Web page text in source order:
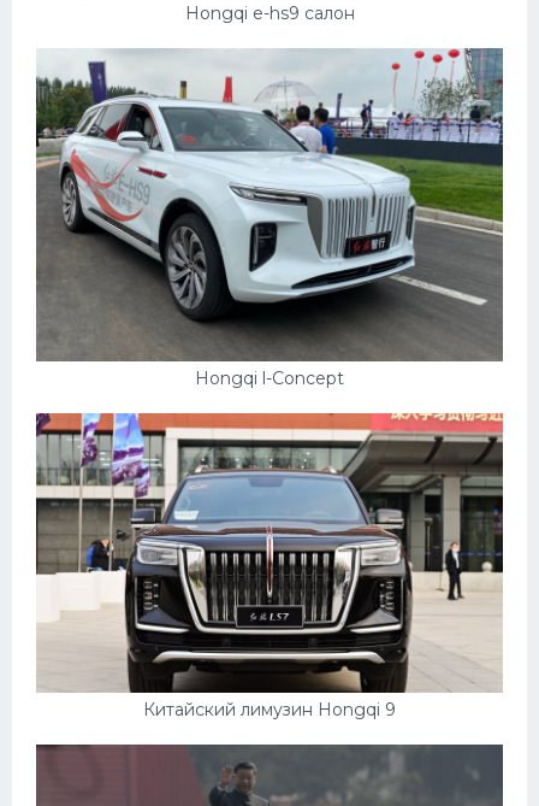
Hongqi e-hs9 салон
Hongqi l-Concept
Китайский лимузин Hongqi 9